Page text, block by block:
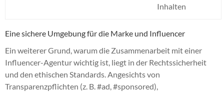
Inhalten
Eine sichere Umgebung für die Marke und Influencer
Ein weiterer Grund, warum die Zusammenarbeit mit einer
Influencer-Agentur wichtig ist, liegt in der Rechtssicherheit
und den ethischen Standards. Angesichts von
Transparenzpflichten (z. B. #ad, #sponsored),